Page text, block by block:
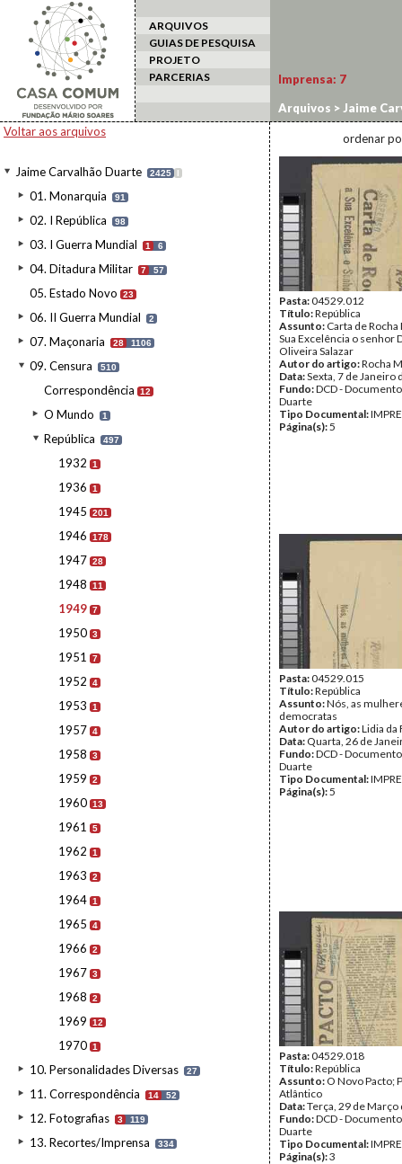
ARQUIVOS
GUIAS DE PESQUISA
PROJETO
PARCERIAS
Voltar aos arquivos
Jaime Carvalhão Duarte 2425 I
01. Monarquia 91
02. I República 98
03. I Guerra Mundial 1 6
04. Ditadura Militar 7 57
05. Estado Novo 23
06. II Guerra Mundial 2
07. Maçonaria 28 1106
09. Censura 510
Correspondência 12
O Mundo 1
República 497
1932 1
1936 1
1945 201
1946 178
1947 28
1948 11
1949 7
1950 3
1951 7
1952 4
1953 1
1957 4
1958 3
1959 2
1960 13
1961 5
1962 1
1963 2
1964 1
1965 4
1966 2
1967 3
1968 2
1969 12
1970 1
10. Personalidades Diversas 27
11. Correspondência 14 52
12. Fotografias 3 119
13. Recortes/Imprensa 334
Imprensa: 7
Arquivos > Jaime
ordenar
Pasta:04529.012
Título:República
Assunto: Carta de
Sua Excelência o senhor
Oliveira Salazar
Autor do artigo:Rocha
Data:Sexta, 7 de Janeiro
Fundo:DCD -
Duarte
Tipo Documental:
Página(s):5
Pasta:04529.015
Título:República
Assunto:Nós, as
democratas
Autor do artigo:Lidia da
Data: Quarta, 26 de
Fundo:DCD -
Duarte
Tipo Documental:
Página(s):5
Pasta:04529.018
Título:República
Assunto: O Novo Pacto;
Atlântico
Data:Terça, 29 de Março
Fundo:DCD -
Duarte
Tipo Documental:
Página(s):3